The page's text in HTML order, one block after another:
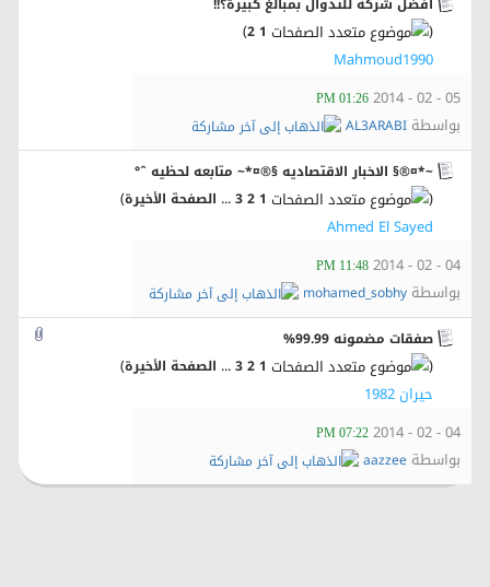
(
1
2
)
Mahmoud1990
05 - 02 - 2014
01:26 PM
بواسطة AL3ARABI
~*¤®§ الاخبار الاقتصاديه §®¤*~ متابعه لحظيه ˆ°
(
1
2
3
... الصفحة الأخيرة)
Ahmed El Sayed
04 - 02 - 2014
11:48 PM
بواسطة mohamed_sobhy
صفقات مضمونه 99.99%
(
1
2
3
... الصفحة الأخيرة)
حيران 1982
04 - 02 - 2014
07:22 PM
بواسطة aazzee